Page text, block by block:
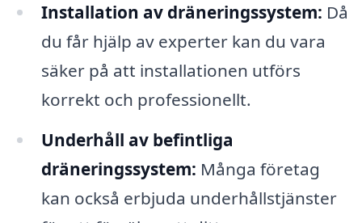
Installation av dräneringssystem: Då
du får hjälp av experter kan du vara
säker på att installationen utförs
korrekt och professionellt.
Underhåll av befintliga
dräneringssystem: Många företag
kan också erbjuda underhållstjänster